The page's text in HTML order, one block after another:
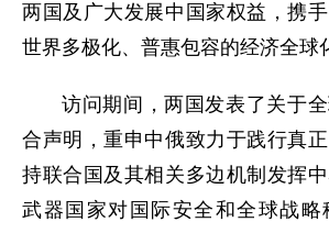
两国及广大发展中国家权益，携
世界多极化、普惠包容的经济全球
访问期间，两国发表了关于
合声明，重申中俄致力于践行真
持联合国及其相关多边机制发挥
武器国家对国际安全和全球战略